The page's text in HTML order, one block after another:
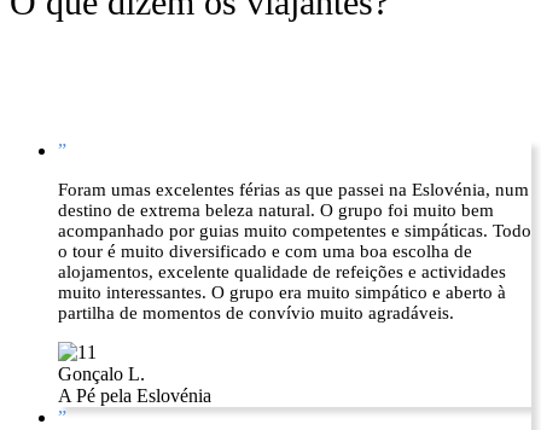
”
Foram umas excelentes férias as que passei na Eslovénia, num
destino de extrema beleza natural. O grupo foi muito bem
acompanhado por guias muito competentes e simpáticas. Todo
o tour é muito diversificado e com uma boa escolha de
alojamentos, excelente qualidade de refeições e actividades
muito interessantes. O grupo era muito simpático e aberto à
partilha de momentos de convívio muito agradáveis.
Gonçalo L.
A Pé pela Eslovénia
”